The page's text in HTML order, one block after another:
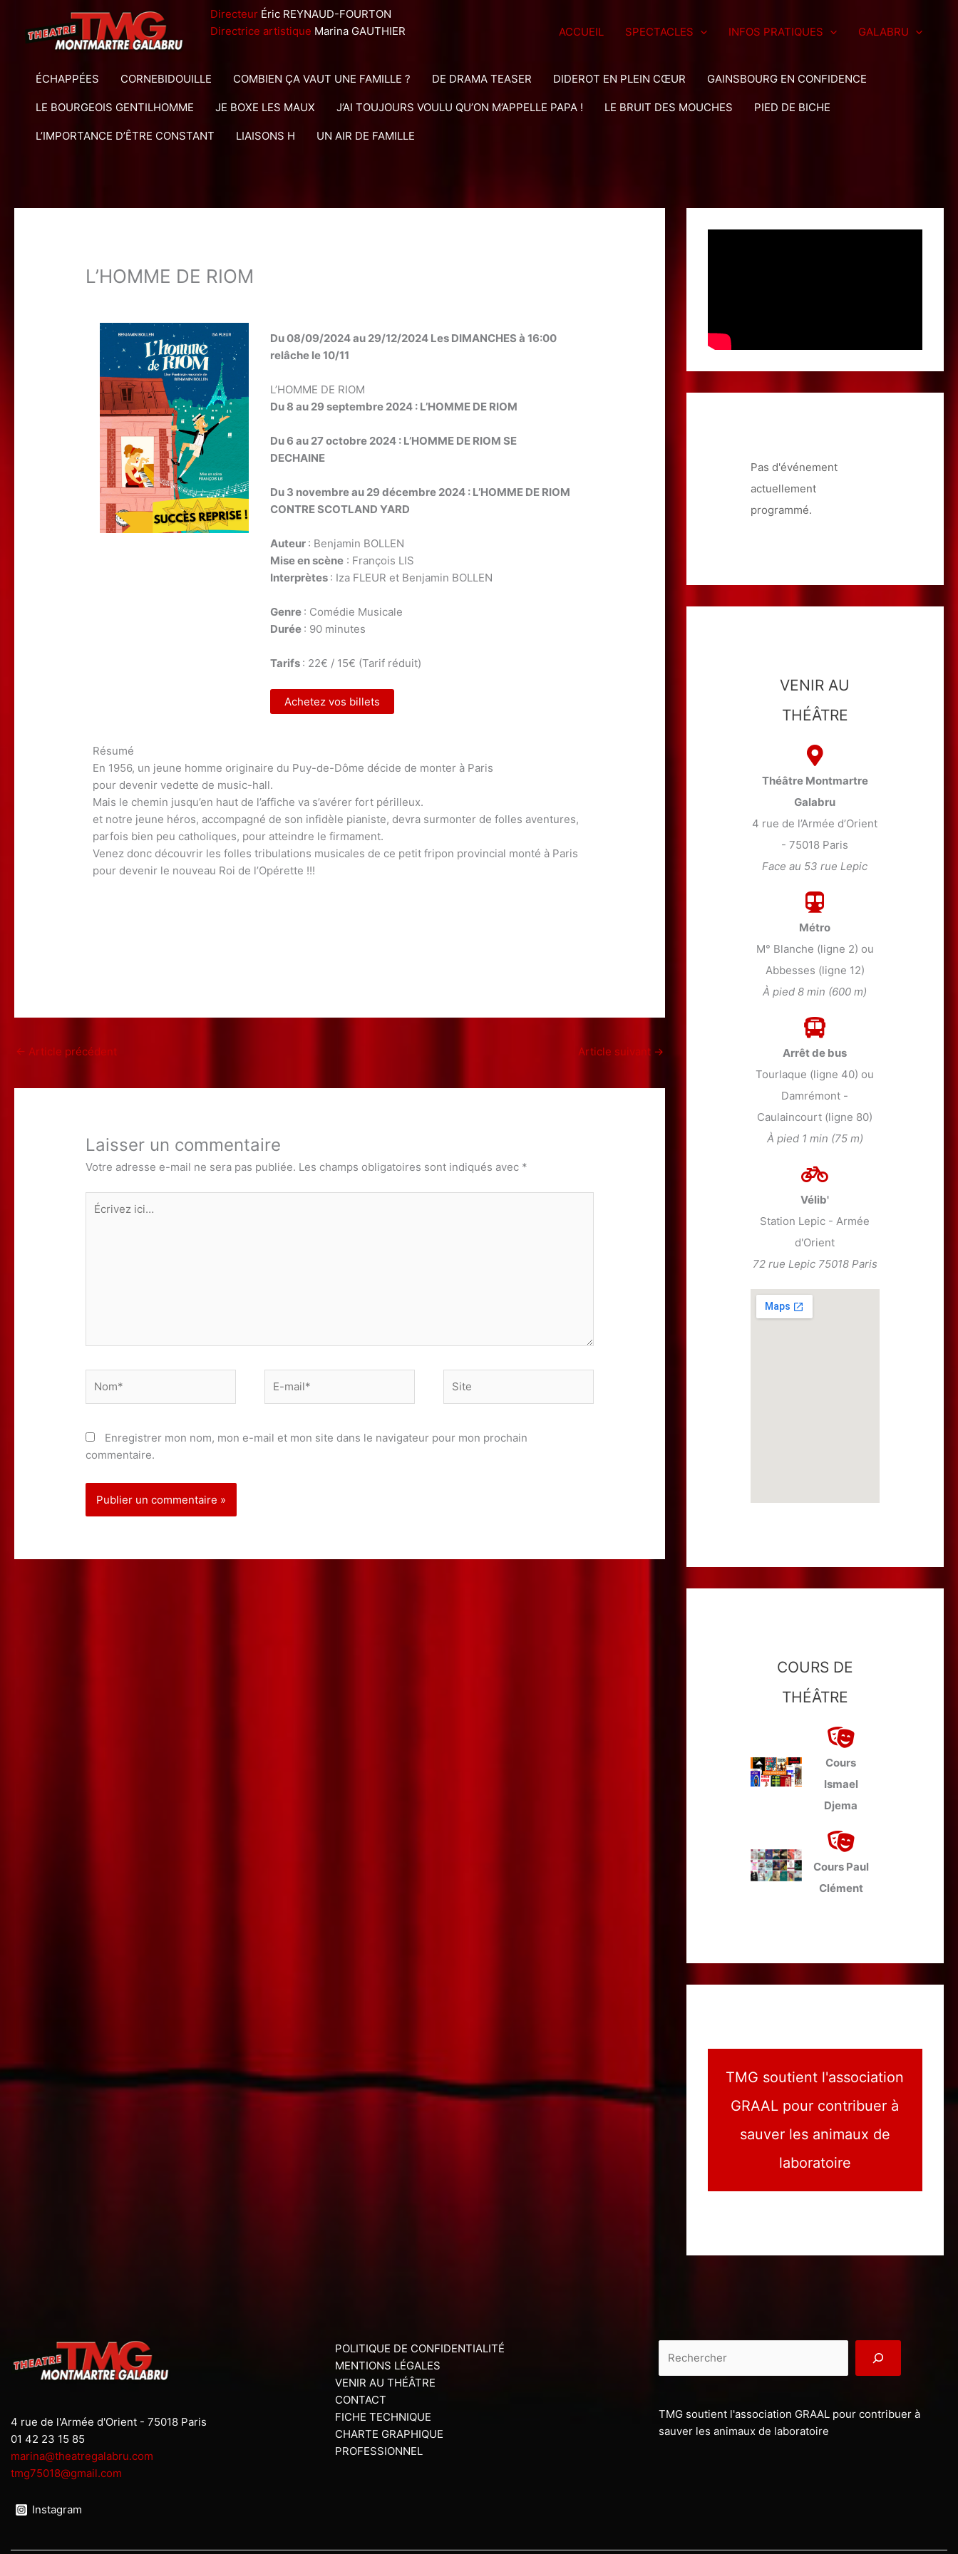
contenu
Directeur Éric REYNAUD-FOURTON
Directrice artistique Marina GAUTHIER ACCUEIL SPECTACLES INFOS PRATIQUES GALABRU
ÉCHAPPÉES CORNEBIDOUILLE COMBIEN ÇA VAUT UNE FAMILLE ? DE DRAMA TEASER DIDEROT EN PLEIN CŒUR GAINSBOURG EN CONFIDENCE
LE BOURGEOIS GENTILHOMME JE BOXE LES MAUX J’AI TOUJOURS VOULU QU’ON M’APPELLE PAPA ! LE BRUIT DES MOUCHES PIED DE BICHE
L’IMPORTANCE D’ÊTRE CONSTANT LIAISONS H UN AIR DE FAMILLE
L’HOMME DE RIOM
Du 08/09/2024 au 29/12/2024 Les DIMANCHES à 16:00
relâche le 10/11
L’HOMME DE RIOM
Du 8 au 29 septembre 2024 : L’HOMME DE RIOM
Du 6 au 27 octobre 2024 : L’HOMME DE RIOM SE
DECHAINE
Du 3 novembre au 29 décembre 2024 : L’HOMME DE RIOM
CONTRE SCOTLAND YARD
Auteur : Benjamin BOLLEN
Mise en scène: François LIS
Interprètes : Iza FLEUR et Benjamin BOLLEN
Genre : Comédie Musicale
Durée : 90 minutes
Tarifs : 22€ / 15€ (Tarif réduit)
Achetez vos billets
Résumé
En 1956, un jeune homme originaire du Puy-de-Dôme décide de monter à Paris
pour devenir vedette de music-hall.
Mais le chemin jusqu’en haut de l’affiche va s’avérer fort périlleux.
et notre jeune héros, accompagné de son infidèle pianiste, devra surmonter de folles aventures,
parfois bien peu catholiques, pour atteindre le firmament.
Venez donc découvrir les folles tribulations musicales de ce petit fripon provincial monté à Paris
pour devenir le nouveau Roi de l’Opérette !!!
← Article précédent Article suivant →
Laisser un commentaire
Votre adresse e-mail ne sera pas publiée. Les champs obligatoires sont indiqués avec *
Écrivez
ici…
mail*
Enregistrer mon nom, mon e-mail et mon site dans le navigateur pour mon prochain
commentaire.
Pas d'événement
actuellement
programmé.
VENIR AU
THÉÂTRE
Théâtre Montmartre
Galabru
4 rue de l’Armée d’Orient
- 75018 Paris
Face au 53 rue Lepic
Métro
M° Blanche (ligne 2) ou
Abbesses (ligne 12)
À pied 8 min (600 m)
Arrêt de bus
Tourlaque (ligne 40) ou
Damrémont -
Caulaincourt (ligne 80)
À pied 1 min (75 m)
Vélib'
Station Lepic - Armée
d'Orient
72 rue Lepic 75018 Paris
COURS DE
THÉÂTRE
Cours
Ismael
Djema
Cours Paul
Clément
TMG soutient l'association
GRAAL pour contribuer à
sauver les animaux de
laboratoire
4 rue de l'Armée d'Orient - 75018 Paris
01 42 23 15 85
marina@theatregalabru.com
tmg75018@gmail.com
Instagram
POLITIQUE DE CONFIDENTIALITÉ
MENTIONS LÉGALES
VENIR AU THÉÂTRE
CONTACT
FICHE TECHNIQUE
CHARTE GRAPHIQUE
PROFESSIONNEL
TMG soutient l'association GRAAL pour contribuer à
sauver les animaux de laboratoire